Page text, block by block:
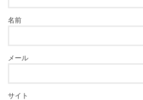
名前
メール
サイト